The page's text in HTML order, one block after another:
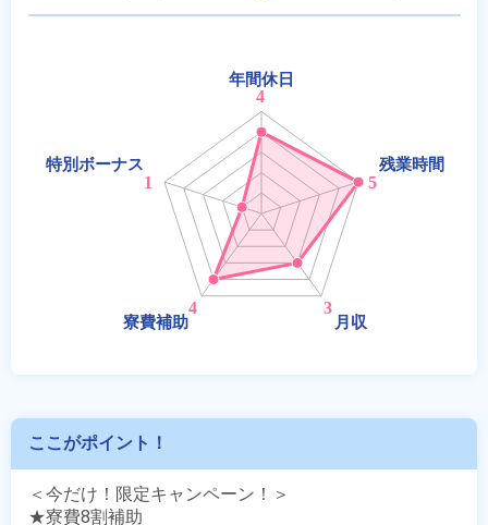
ここがポイント！
＜今だけ！限定キャンペーン！＞
★寮費8割補助